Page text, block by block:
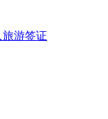
旅游签证